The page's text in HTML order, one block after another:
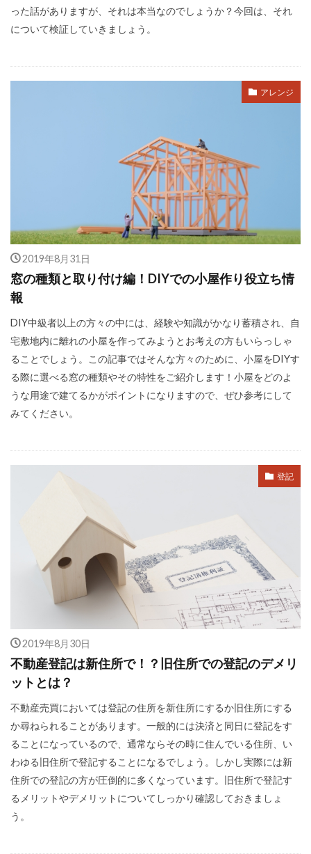
った話がありますが、それは本当なのでしょうか？今回は、それ
について検証していきましょう。
アレンジ
2019年8月31日
窓の種類と取り付け編！DIYでの小屋作り役立ち情
報
DIY中級者以上の方々の中には、経験や知識がかなり蓄積され、自
宅敷地内に離れの小屋を作ってみようとお考えの方もいらっしゃ
ることでしょう。この記事ではそんな方々のために、小屋をDIYす
る際に選べる窓の種類やその特性をご紹介します！小屋をどのよ
うな用途で建てるかがポイントになりますので、ぜひ参考にして
みてください。
登記
2019年8月30日
不動産登記は新住所で！？旧住所での登記のデメリ
ットとは？
不動産売買においては登記の住所を新住所にするか旧住所にする
か尋ねられることがあります。一般的には決済と同日に登記をす
ることになっているので、通常ならその時に住んでいる住所、い
わゆる旧住所で登記することになるでしょう。しかし実際には新
住所での登記の方が圧倒的に多くなっています。旧住所で登記す
るメリットやデメリットについてしっかり確認しておきましょ
う。